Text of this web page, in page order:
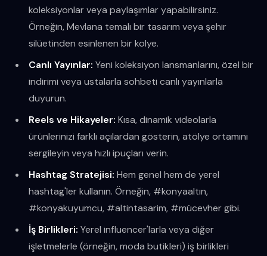
koleksiyonlar veya paylaşımlar yapabilirsiniz.
Örneğin, Mevlana temalı bir tasarım veya şehir
silüetinden esinlenen bir kolye.
Canlı Yayınlar: Yeni koleksiyon lansmanlarını, özel bir
indirimi veya ustalarla sohbeti canlı yayınlarla
duyurun.
Reels ve Hikayeler: Kısa, dinamik videolarla
ürünlerinizi farklı açılardan gösterin, atölye ortamını
sergileyin veya hızlı ipuçları verin.
Hashtag Stratejisi: Hem genel hem de yerel
hashtag'ler kullanın. Örneğin, #konyaaltın,
#konyakuyumcu, #altintasarim, #mücevher gibi.
İş Birlikleri: Yerel influencer'larla veya diğer
işletmelerle (örneğin, moda butikleri) iş birlikleri